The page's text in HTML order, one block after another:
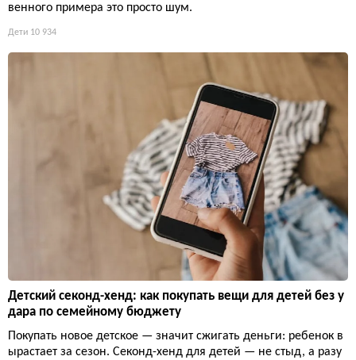
венного примера это просто шум.
Дети 10 934
Детский секонд-хенд: как покупать вещи для детей без у
дара по семейному бюджету
Покупать новое детское — значит сжигать деньги: ребенок в
ырастает за сезон. Секонд-хенд для детей — не стыд, а разу